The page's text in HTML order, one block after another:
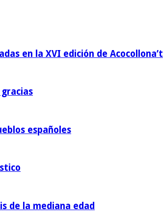
en la XVI edición de Acocollona’t
españoles
de la mediana edad